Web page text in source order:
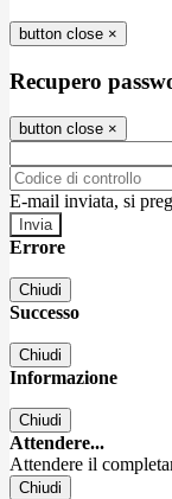
button close ×
Recupero
button close ×
E-mail inviata, si
Errore
Chiudi
Successo
Chiudi
Informazione
Chiudi
Attendere...
Attendere il
Chiudi